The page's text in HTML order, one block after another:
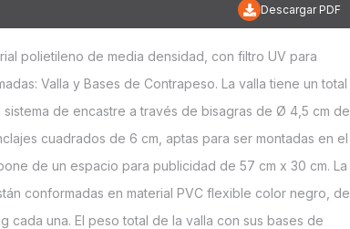
Descargar PDF
polietileno de media densidad, con filtro UV para
Valla y Bases de Contrapeso. La valla tiene un total
de encastre a través de bisagras de Ø 4,5 cm de
cuadrados de 6 cm, aptas para ser montadas en el
de un espacio para publicidad de 57 cm x 30 cm. La
conformadas en material PVC flexible color negro, de
cada una. El peso total de la valla con sus bases de